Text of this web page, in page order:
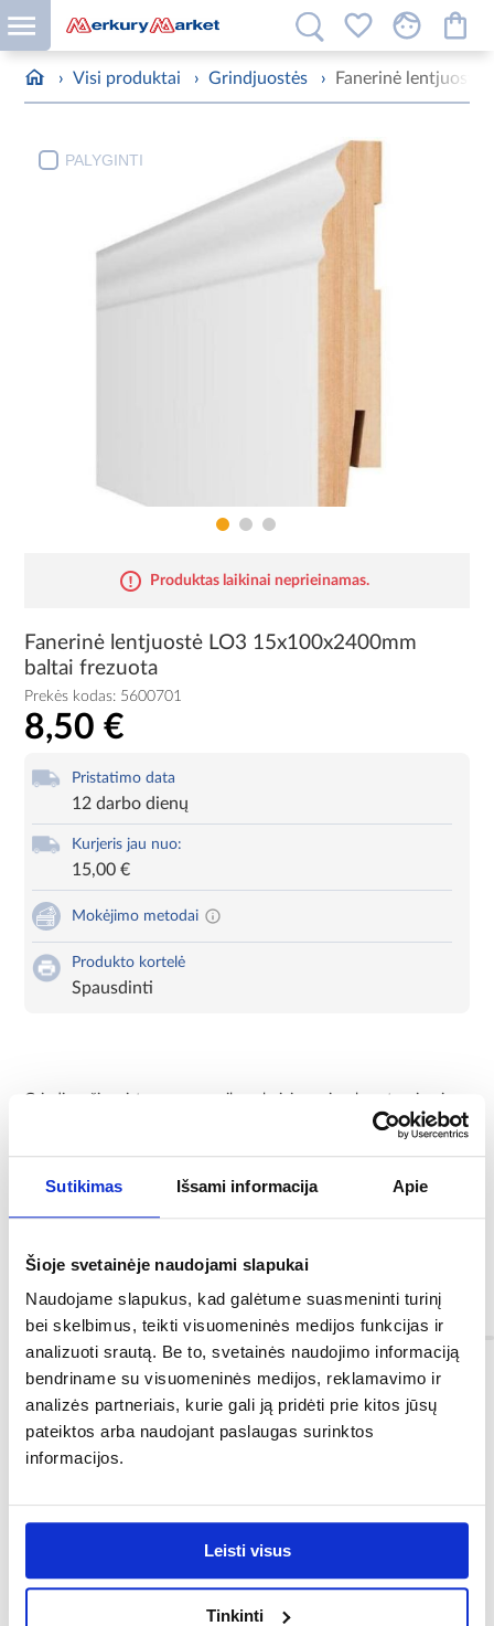
Sutikimas Išsami informacija Apie
Šioje svetainėje naudojami slapukai
Naudojame slapukus, kad galėtume suasmeninti turinį
bei skelbimus, teikti visuomeninės medijos funkcijas ir
analizuoti srautą. Be to, svetainės naudojimo informaciją
bendriname su visuomeninės medijos, reklamavimo ir
analizės partneriais, kurie gali ją pridėti prie kitos jūsų
pateiktos arba naudojant paslaugas surinktos
informacijos.
Leisti visus
Tinkinti
› Visi produktai › Grindjuostės › Fanerinė lentjuostė
PALYGINTI
Produktas laikinai neprieinamas.
Fanerinė lentjuostė LO3 15x100x2400mm
baltai frezuota
Prekės kodas: 5600701
8,50 €
Pristatimo data
12 darbo dienų
Kurjeris jau nuo:
15,00 €
Mokėjimo metodai
Produkto kortelė
Spausdinti
Grindjuosčių sistema yra puikus baigiamasis akcentas ir sienų
Papildoma informacija: medžiaga: MDF
grindjuostės laminato plokštėms: taip
grindjuostės vinilo plokštėms: taip
grindjuostės medinėms plokštėms: taip
grindjuostės kiliminėms dangoms: ne
Informacija
Ilgis [mm]: